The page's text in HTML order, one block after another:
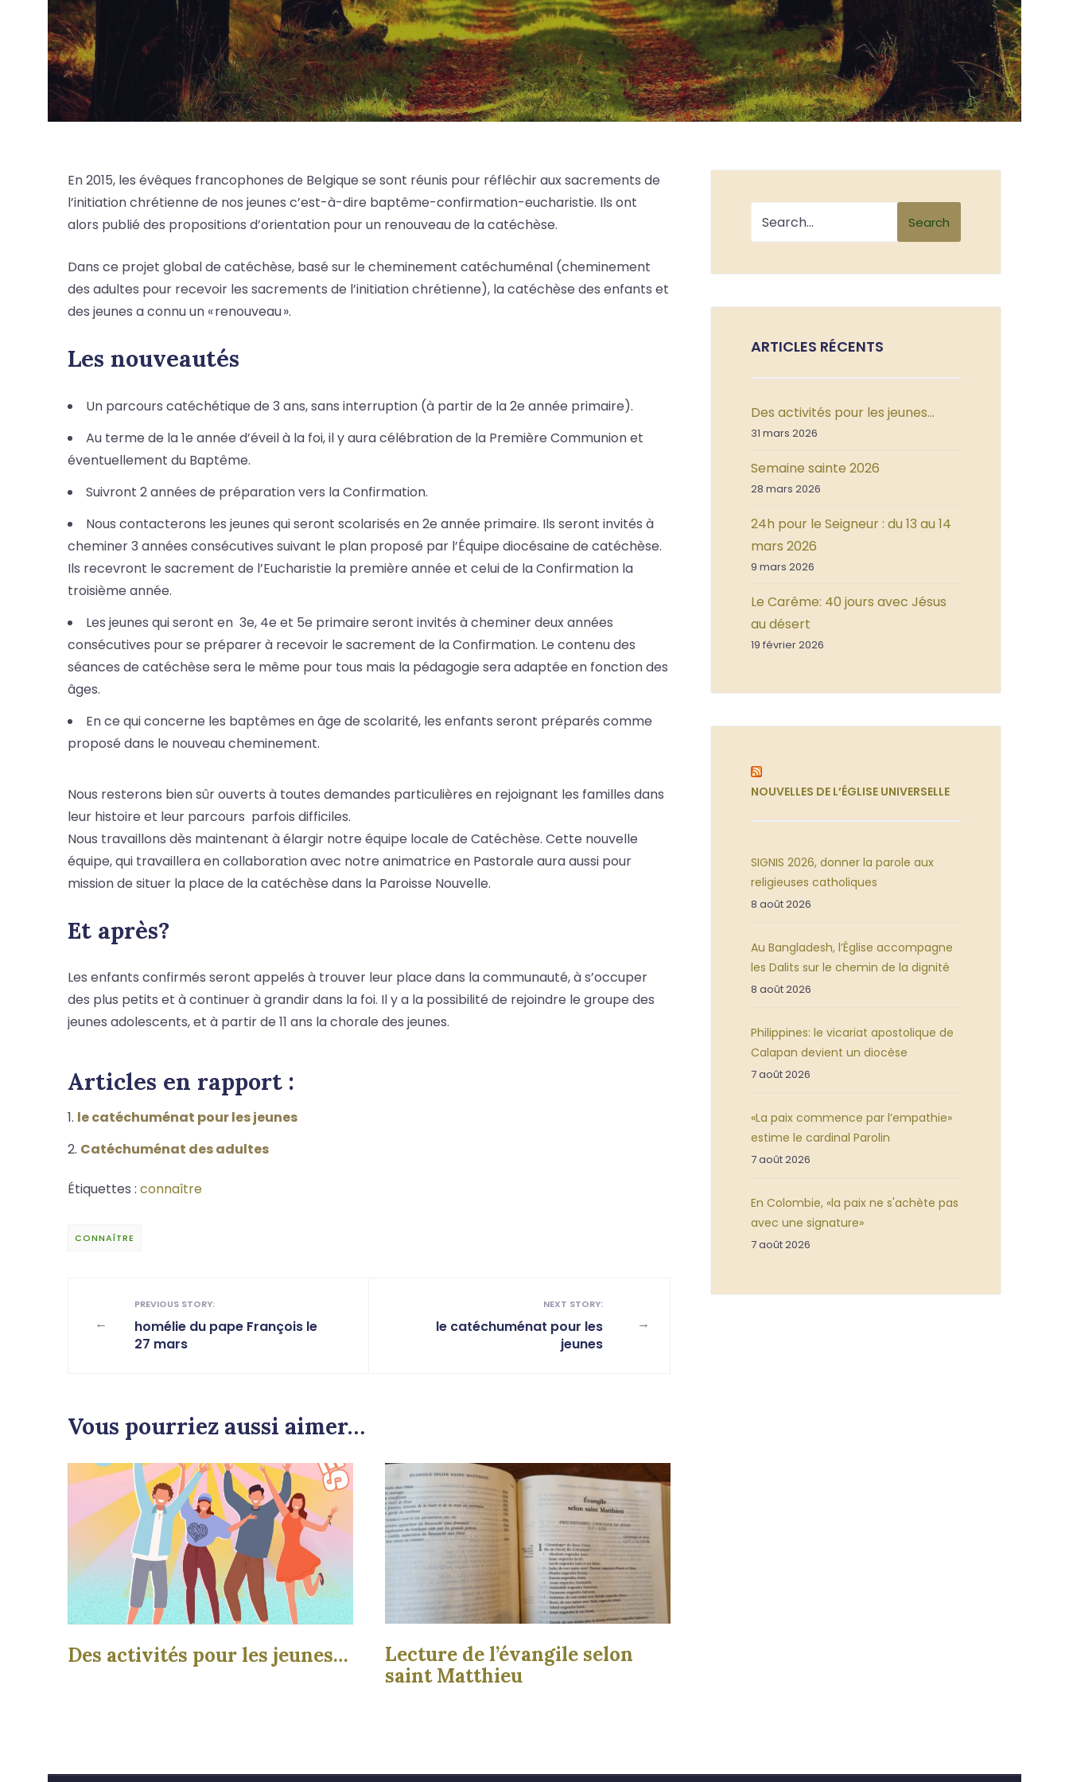
En 2015, les évêques francophones de Belgique se sont réunis pour réfléchir aux sacrements de
l’initiation chrétienne de nos jeunes c’est-à-dire baptême-confirmation-eucharistie. Ils ont
alors publié des propositions d’orientation pour un renouveau de la catéchèse.
Dans ce projet global de catéchèse, basé sur le cheminement catéchuménal (cheminement
des adultes pour recevoir les sacrements de l’initiation chrétienne), la catéchèse des enfants et
des jeunes a connu un « renouveau ».
Les nouveautés
Un parcours catéchétique de 3 ans, sans interruption (à partir de la 2e année primaire).
Au terme de la 1e année d’éveil à la foi, il y aura célébration de la Première Communion et
éventuellement du Baptême.
Suivront 2 années de préparation vers la Confirmation.
Nous contacterons les jeunes qui seront scolarisés en 2e année primaire. Ils seront invités à
cheminer 3 années consécutives suivant le plan proposé par l’Équipe diocésaine de catéchèse.
Ils recevront le sacrement de l’Eucharistie la première année et celui de la Confirmation la
troisième année.
Les jeunes qui seront en 3e, 4e et 5e primaire seront invités à cheminer deux années
consécutives pour se préparer à recevoir le sacrement de la Confirmation. Le contenu des
séances de catéchèse sera le même pour tous mais la pédagogie sera adaptée en fonction des
âges.
En ce qui concerne les baptêmes en âge de scolarité, les enfants seront préparés comme
proposé dans le nouveau cheminement.
Nous resterons bien sûr ouverts à toutes demandes particulières en rejoignant les familles dans
leur histoire et leur parcours parfois difficiles.
Nous travaillons dès maintenant à élargir notre équipe locale de Catéchèse. Cette nouvelle
équipe, qui travaillera en collaboration avec notre animatrice en Pastorale aura aussi pour
mission de situer la place de la catéchèse dans la Paroisse Nouvelle.
Et après?
Les enfants confirmés seront appelés à trouver leur place dans la communauté, à s’occuper
des plus petits et à continuer à grandir dans la foi. Il y a la possibilité de rejoindre le groupe des
jeunes adolescents, et à partir de 11 ans la chorale des jeunes.
Articles en rapport :
le catéchuménat pour les jeunes
Catéchuménat des adultes
Étiquettes : connaître
CONNAÎTRE
←
PREVIOUS STORY:
homélie du pape François le
27 mars
→
NEXT STORY:
le catéchuménat pour les
jeunes
Vous pourriez aussi aimer…
Des activités pour les jeunes…
Lecture de l’évangile selon
saint Matthieu
Search
ARTICLES RÉCENTS
Des activités pour les jeunes…
31 mars 2026
Semaine sainte 2026
28 mars 2026
24h pour le Seigneur : du 13 au 14
mars 2026
9 mars 2026
Le Carême: 40 jours avec Jésus
au désert
19 février 2026
NOUVELLES DE L’ÉGLISE UNIVERSELLE
SIGNIS 2026, donner la parole aux
religieuses catholiques
8 août 2026
Au Bangladesh, l’Église accompagne
les Dalits sur le chemin de la dignité
8 août 2026
Philippines: le vicariat apostolique de
Calapan devient un diocèse
7 août 2026
«La paix commence par l’empathie»
estime le cardinal Parolin
7 août 2026
En Colombie, «la paix ne s'achète pas
avec une signature»
7 août 2026